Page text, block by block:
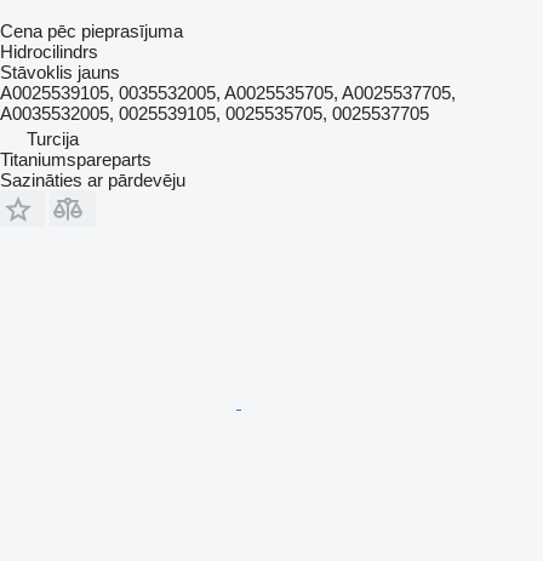
Cena pēc pieprasījuma
Hidrocilindrs
Stāvoklis jauns
A0025539105, 0035532005, A0025535705, A0025537705,
A0035532005, 0025539105, 0025535705, 0025537705
Turcija
Titaniumspareparts
Sazināties ar pārdevēju